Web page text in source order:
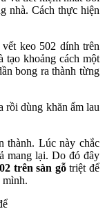
nhà. Cách thực hiện
keo 502 dính trên
tạo khoảng cách một
bong ra thành từng
rồi dùng khăn ẩm lau
thành. Lúc này chắc
mang lại. Do đó đây
trên sàn gỗtriệt để
mình.